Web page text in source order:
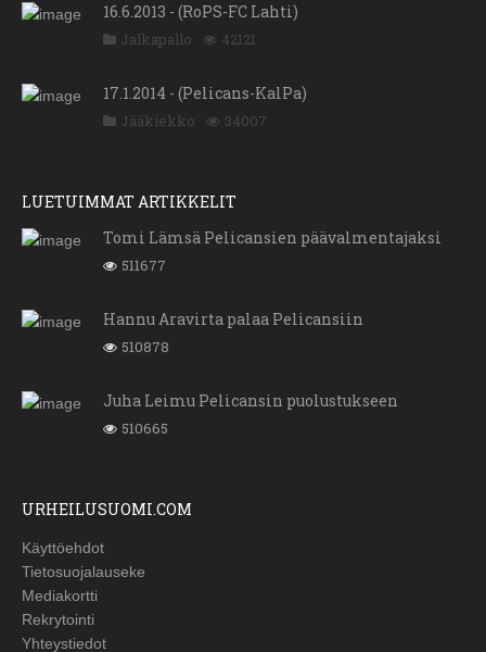
16.6.2013 - (RoPS-FC Lahti)
Jalkapallo 42121
17.1.2014 - (Pelicans-KalPa)
Jääkiekko 34007
LUETUIMMAT ARTIKKELIT
Tomi Lämsä Pelicansien päävalmentajaksi
511677
Hannu Aravirta palaa Pelicansiin
510878
Juha Leimu Pelicansin puolustukseen
510665
URHEILUSUOMI.COM
Käyttöehdot
Tietosuojalauseke
Mediakortti
Rekrytointi
Yhteystiedot